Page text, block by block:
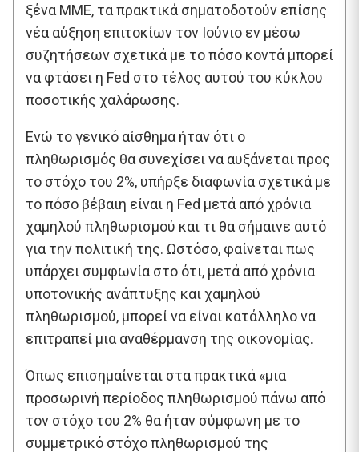
ξένα ΜΜΕ, τα πρακτικά σηματοδοτούν επίσης
νέα αύξηση επιτοκίων τον Ιούνιο εν μέσω
συζητήσεων σχετικά με το πόσο κοντά μπορεί
να φτάσει η Fed στο τέλος αυτού του κύκλου
ποσοτικής χαλάρωσης.
Ενώ το γενικό αίσθημα ήταν ότι ο
πληθωρισμός θα συνεχίσει να αυξάνεται προς
το στόχο του 2%, υπήρξε διαφωνία σχετικά με
το πόσο βέβαιη είναι η Fed μετά από χρόνια
χαμηλού πληθωρισμού και τι θα σήμαινε αυτό
για την πολιτική της. Ωστόσο, φαίνεται πως
υπάρχει συμφωνία στο ότι, μετά από χρόνια
υποτονικής ανάπτυξης και χαμηλού
πληθωρισμού, μπορεί να είναι κατάλληλο να
επιτραπεί μια αναθέρμανση της οικονομίας.
Όπως επισημαίνεται στα πρακτικά «μια
προσωρινή περίοδος πληθωρισμού πάνω από
τον στόχο του 2% θα ήταν σύμφωνη με το
συμμετρικό στόχο πληθωρισμού της